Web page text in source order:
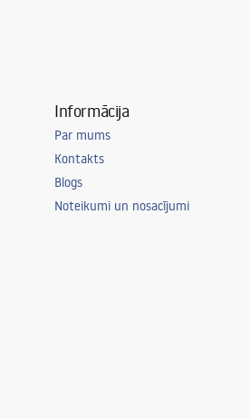
Informācija
Par mums
Kontakts
Blogs
Noteikumi un nosacījumi